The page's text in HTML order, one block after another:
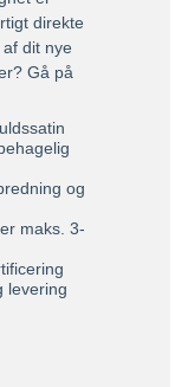
direkte
dit nye
Gå på
og
maks. 3-
levering